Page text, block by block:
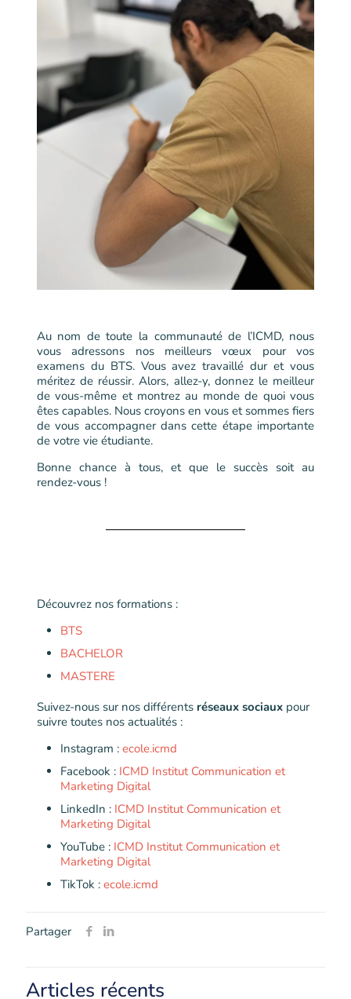
Au nom de toute la communauté de l’ICMD, nous
vous adressons nos meilleurs vœux pour vos
examens du BTS. Vous avez travaillé dur et vous
méritez de réussir. Alors, allez-y, donnez le meilleur
de vous-même et montrez au monde de quoi vous
êtes capables. Nous croyons en vous et sommes fiers
de vous accompagner dans cette étape importante
de votre vie étudiante.
Bonne chance à tous, et que le succès soit au
rendez-vous !
Découvrez nos formations :
BTS
BACHELOR
MASTERE
Suivez-nous sur nos différents réseaux sociauxpour
suivre toutes nos actualités :
Instagram : ecole.icmd
Facebook : ICMD Institut Communication et
Marketing Digital
LinkedIn : ICMD Institut Communication et
Marketing Digital
YouTube : ICMD Institut Communication et
Marketing Digital
TikTok : ecole.icmd
Partager
Articles récents